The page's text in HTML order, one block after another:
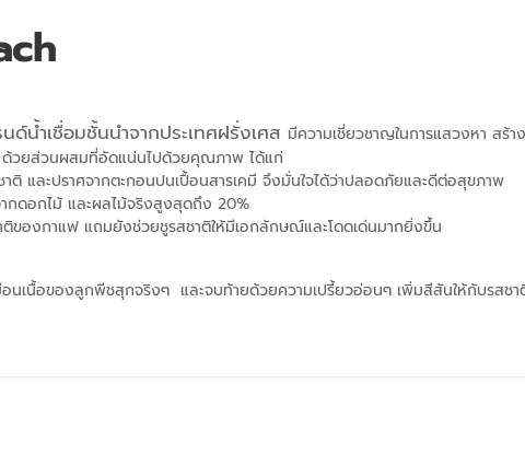
น้ำเชื่อมชั้นนำจากประเทศฝรั่งเศส มีความเชี่ยวชาญในการแสวงหา สร้
ด้วยส่วนผสมที่อัดแน่นไปด้วยคุณภาพ ได้แก่
ติ และปราศจากตะกอนปนเปื้อนสารเคมี จึงมั่นใจได้ว่าปลอดภัยและดีต่อสุขภาพ
กดอกไม้ และผลไม้จริงสูงสุดถึง 20%
องกาแฟ แถมยังช่วยชูรสชาติให้มีเอกลักษณ์และโดดเด่นมากยิ่งขึ้น
นเนื้อของลูกพีชสุกจริงๆ และจบท้ายด้วยความเปรี้ยวอ่อนๆ เพิ่มสีสันให้กับรสช